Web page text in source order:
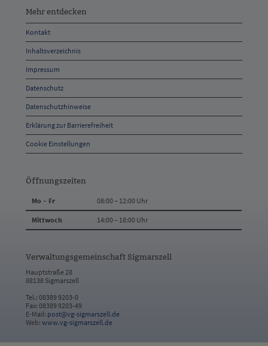
entdecken,
Öffnungszeiten
und
Anschrift
und
Kontakt
Mehr entdecken
Kontakt
Inhaltsverzeichnis
Impressum
Datenschutz
Datenschutzhinweise
Erklärung zur Barrierefreiheit
Cookie Einstellungen
Öffnungszeiten
Mo – Fr 08:00 – 12:00 Uhr
Mittwoch 14:00 – 18:00 Uhr
Verwaltungsgemeinschaft Sigmarszell
Hauptstraße 28
88138 Sigmarszell
Tel.: 08389 9203-0
Fax: 08389 9203-49
E-Mail: post@vg-sigmarszell.de
Web:www.vg-sigmarszell.de